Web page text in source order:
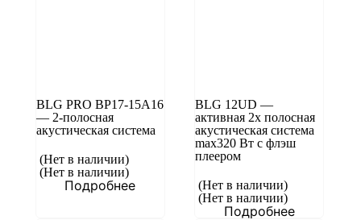
BLG PRO BP17-15A16
— 2-полосная
акустическая система
(Нет в наличии)
(Нет в наличии)
Подробнее
BLG 12UD —
активная 2x полосная
акустическая система
max320 Вт с флэш
плеером
(Нет в наличии)
(Нет в наличии)
Подробнее